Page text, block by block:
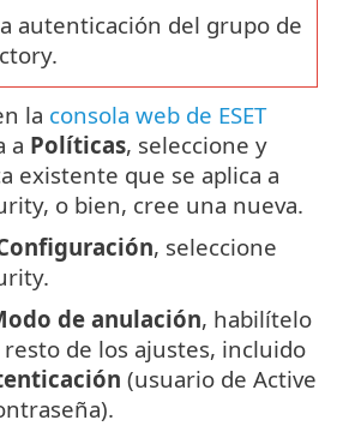
autenticación del grupo de
la consola web de ESET
a Políticas, seleccione y
existente que se aplica a
o bien, cree una nueva.
, seleccione
de anulación, habilítelo
de los ajustes, incluido
(usuario de Active